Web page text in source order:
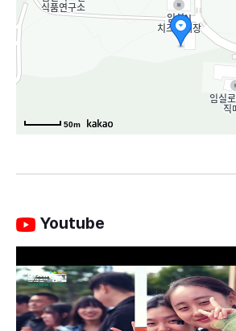
50m
Youtube